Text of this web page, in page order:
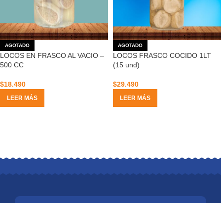
AGOTADO
LOCOS EN FRASCO AL VACIO –
500 CC
$18.490
LEER MÁS
AGOTADO
LOCOS FRASCO COCIDO 1LT
(15 und)
$29.490
LEER MÁS